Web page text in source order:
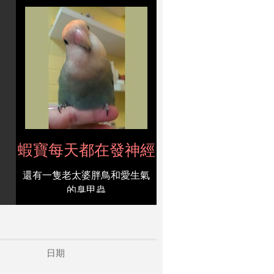
蝦寶每天都在發神經
還有一隻老太婆胖鳥和愛生氣
的臭甲蟲
日期